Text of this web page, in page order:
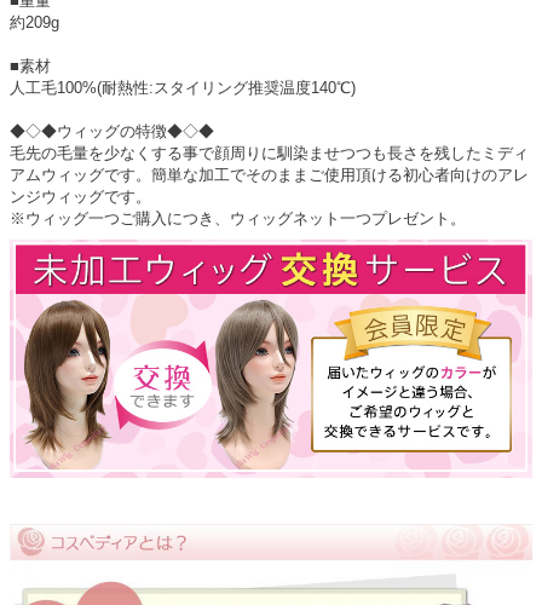
約209g
■素材
人工毛100%(耐熱性:スタイリング推奨温度140℃)
◆◇◆ウィッグの特徴◆◇◆
毛先の毛量を少なくする事で顔周りに馴染ませつつも長さを残したミディ
アムウィッグです。簡単な加工でそのままご使用頂ける初心者向けのアレ
ンジウィッグです。
※ウィッグ一つご購入につき、ウィッグネット一つプレゼント。